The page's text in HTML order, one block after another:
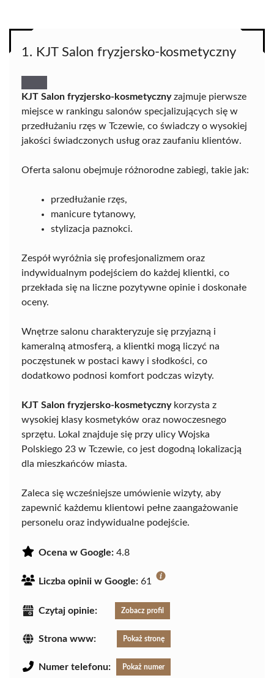
1. KJT Salon fryzjersko-kosmetyczny
KJT Salon fryzjersko-kosmetycznyzajmuje pierwsze
miejsce w rankingu salonów specjalizujących się w
przedłużaniu rzęs w Tczewie, co świadczy o wysokiej
jakości świadczonych usług oraz zaufaniu klientów.
Oferta salonu obejmuje różnorodne zabiegi, takie jak:
przedłużanie rzęs,
manicure tytanowy,
stylizacja paznokci.
Zespół wyróżnia się profesjonalizmem oraz
indywidualnym podejściem do każdej klientki, co
przekłada się na liczne pozytywne opinie i doskonałe
oceny.
Wnętrze salonu charakteryzuje się przyjazną i
kameralną atmosferą, a klientki mogą liczyć na
poczęstunek w postaci kawy i słodkości, co
dodatkowo podnosi komfort podczas wizyty.
KJT Salon fryzjersko-kosmetycznykorzysta z
wysokiej klasy kosmetyków oraz nowoczesnego
sprzętu. Lokal znajduje się przy ulicy Wojska
Polskiego 23 w Tczewie, co jest dogodną lokalizacją
dla mieszkańców miasta.
Zaleca się wcześniejsze umówienie wizyty, aby
zapewnić każdemu klientowi pełne zaangażowanie
personelu oraz indywidualne podejście.
Ocena w Google: 4.8
Liczba opinii w Google: 61
Czytaj opinie: Zobacz profil
Strona www: Pokaż stronę
Numer telefonu: Pokaż numer